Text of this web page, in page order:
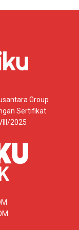
Group
Sertifikat
2025